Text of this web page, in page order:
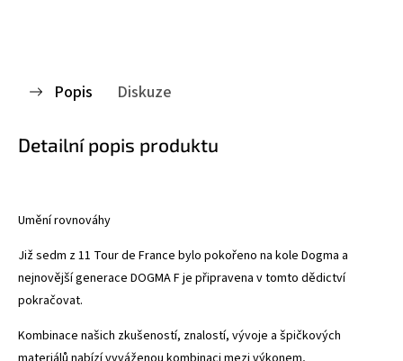
Popis Diskuze
Detailní popis produktu
Umění rovnováhy
Již sedm z 11 Tour de France bylo pokořeno na kole Dogma a
nejnovější generace DOGMA F je připravena v tomto dědictví
pokračovat.
Kombinace našich zkušeností, znalostí, vývoje a špičkových